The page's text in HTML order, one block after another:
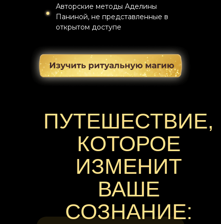
Авторские методы Аделины
Паниной, не представленные в
открытом доступе
ПУТЕШЕСТВИЕ,
КОТОРОЕ
ИЗМЕНИТ
ВАШЕ
СОЗНАНИЕ: